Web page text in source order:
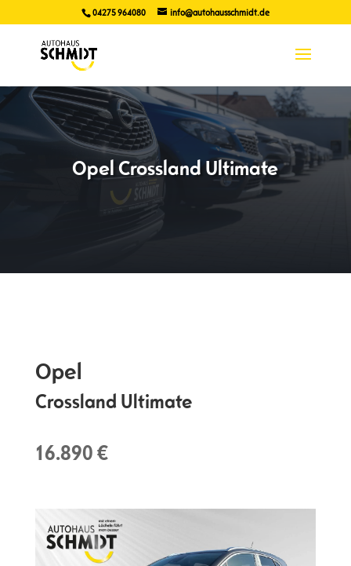
04275 964080 info@autohausschmidt.de
Opel Crossland Ultimate
Opel
Crossland Ultimate
16.890 €